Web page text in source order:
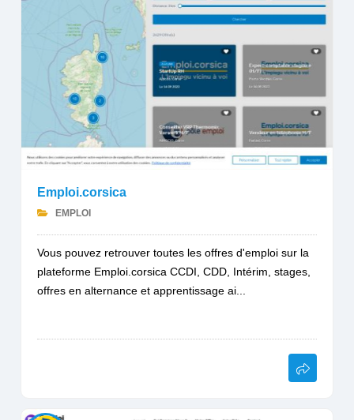
Emploi.corsica
EMPLOI
Vous pouvez retrouver toutes les offres d'emploi sur la
plateforme Emploi.corsica CCDI, CDD, Intérim, stages,
offres en alternance et apprentissage ai...